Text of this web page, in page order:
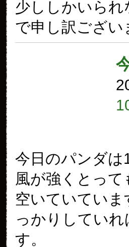
少ししかいら
で申し訳ござい
今日のパンダは
風が強くとっ
空いていてい
っかりしてい
す。